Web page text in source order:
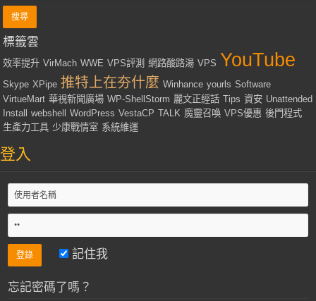
標籤雲
效率提升 VirMach WWE VPS評測 網路酸路湯 VPS YouTube
Skype XPipe 推特上在夯什麼 Winhance yourls Software
VirtueMart 華視新聞廣場 WP-ShellStorm 麗文正經話 Tips 資安 Unattended
Install
webshell WordPress VestaCP TALK 魔靈召喚 VPS優惠 後門程式
生產力工具 少康戰情室 系統維運
登入
記住我
忘記密碼了嗎？